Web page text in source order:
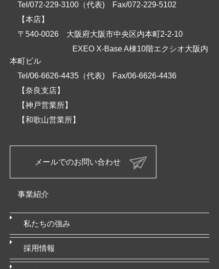
Tel/072-229-3100（代表)
Fax/072-229-5102
【本店】
〒540-0026 大阪府大阪市中央区内本町2-2-10
EXEO X-Base A棟10階エクシオ大阪内
本町ビル
Tel/06-6626-4435（代表)
Fax/06-6626-4436
【奈良支店】
【神戸営業所】
【和歌山営業所】
メールでのお問い合わせ
事業紹介
私たちの強み
採用情報